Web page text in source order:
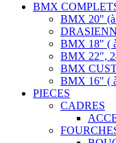
BMX
BMX 20" (à
BMX 18" (
BMX 22",
BMX
BMX 16" (
PIECES
CADRES